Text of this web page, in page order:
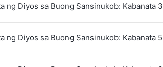
ng Diyos sa Buong Sansinukob: Kabanata 3
ng Diyos sa Buong Sansinukob: Kabanata 5